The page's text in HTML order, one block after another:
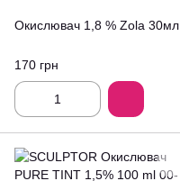
Окислювач 1,8 % Zola 30мл
170 грн